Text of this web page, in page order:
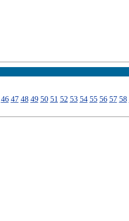
46 47 48 49 50 51 52 53 54 55 56 57 58